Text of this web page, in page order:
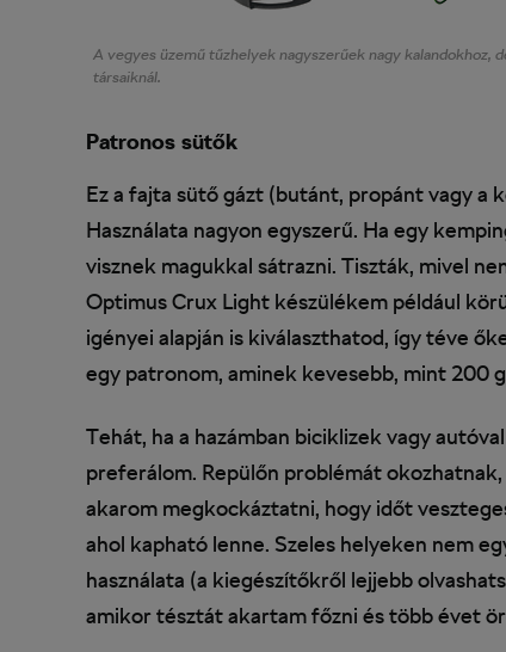
A vegyes üzemű tűzhelyek nagyszerűek nagy kalandokhoz,
társaiknál.
Patronos sütők
Ez a fajta sütő gázt (butánt, propánt vagy
Használata nagyon egyszerű. Ha egy
visznek magukkal sátrazni. Tiszták, mivel
Optimus Crux Light készülékem például
igényei alapján is kiválaszthatod, így téve
egy patronom, aminek kevesebb, mint 200
Tehát, ha a hazámban biciklizek vagy
preferálom. Repülőn problémát
akarom megkockáztatni, hogy időt
ahol kapható lenne. Szeles helyeken nem
használata (a kiegészítőkről lejjebb
amikor tésztát akartam főzni és több évet